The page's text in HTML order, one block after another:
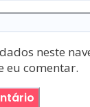
neste
eu comentar.